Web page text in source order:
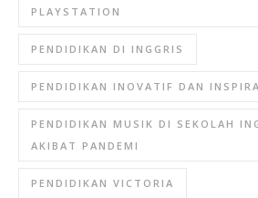
PLAYSTATION
PENDIDIKAN DI INGGRIS
PENDIDIKAN INOVATIF DAN
PENDIDIKAN MUSIK DI SEKOLAH
AKIBAT PANDEMI
PENDIDIKAN VICTORIA